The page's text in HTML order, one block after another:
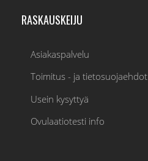
RASKAUSKEIJU
Asiakaspalvelu
Toimitus - ja tietosuojaehdot
Usein kysyttyä
Ovulaatiotesti info